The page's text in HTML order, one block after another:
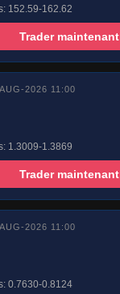
152.59-162.62
Trader maintenant
2026 11:00
1.3009-1.3869
Trader maintenant
2026 11:00
0.7630-0.8124